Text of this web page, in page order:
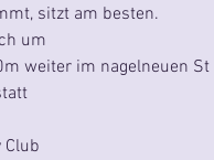
sitzt am besten.
um
weiter im nagelneuen St
Club